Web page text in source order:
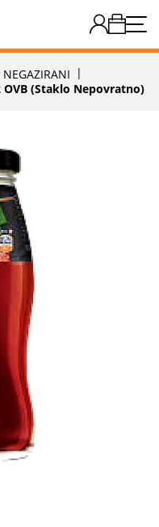
OVB (staklo Nepovratno)